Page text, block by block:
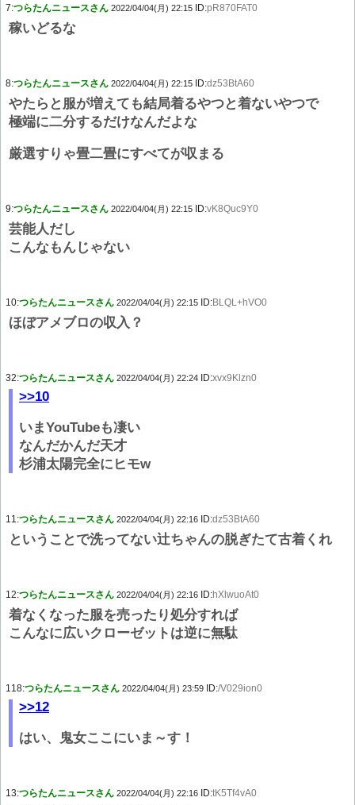
7:つらたんニュースさん 2022/04/04(月) 22:15 ID:pR870FAT0
稼いどるな
8:つらたんニュースさん 2022/04/04(月) 22:15 ID:dz53BtA60
やたらと服が増えても結局着るやつと着ないやつで
極端に二分するだけなんだよな
厳選すりゃ畳二畳にすべてが収まる
9:つらたんニュースさん 2022/04/04(月) 22:15 ID:vK8Quc9Y0
芸能人だし
こんなもんじゃない
10:つらたんニュースさん 2022/04/04(月) 22:15 ID:BLQL+hVO0
ほぼアメブロの収入？
32:つらたんニュースさん 2022/04/04(月) 22:24 ID:xvx9Klzn0
>>10
いまYouTubeも凄い
なんだかんだ天才
杉浦太陽完全にヒモw
11:つらたんニュースさん 2022/04/04(月) 22:16 ID:dz53BtA60
ということで洗ってない辻ちゃんの脱ぎたて古着くれ
12:つらたんニュースさん 2022/04/04(月) 22:16 ID:hXlwuoAt0
着なくなった服を売ったり処分すれば
こんなに広いクローゼットは逆に無駄
118:つらたんニュースさん 2022/04/04(月) 23:59 ID:/V029ion0
>>12
はい、鬼女ここにいま～す！
13:つらたんニュースさん 2022/04/04(月) 22:16 ID:tK5Tf4vA0